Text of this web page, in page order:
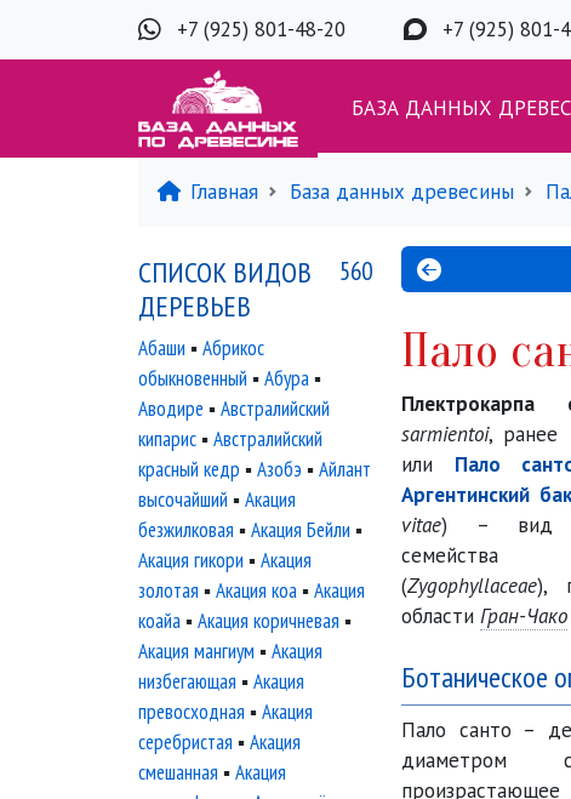
+7 (925) 801-48-20 +7 (925) 801-
БАЗА ДАННЫХ
Главная База данных древесины
Пало
Плектрокарпа
sarmientoi, ранее
или Пало
Аргентинский
vitae) – вид
семейства
(Zygophyllaceae),
области Гран-Чако
Ботаническое
Пало санто –
диаметром
СПИСОК ВИДОВ
ДЕРЕВЬЕВ
560
Абаши ▪Абрикос
обыкновенный ▪Абура ▪
Аводире ▪Австралийский
кипарис ▪Австралийский
красный кедр ▪Азобэ ▪Айлант
высочайший ▪Акация
безжилковая ▪Акация Бейли ▪
Акация гикори ▪Акация
золотая ▪Акация коа ▪Акация
коайа ▪Акация коричневая ▪
Акация мангиум ▪Акация
низбегающая ▪Акация
превосходная ▪Акация
серебристая ▪Акация
смешанная ▪Акация